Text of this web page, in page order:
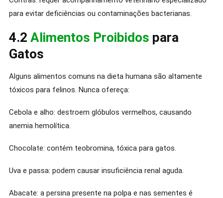
para evitar deficiências ou contaminações bacterianas.
4.2 Alimentos Proibidos para
Gatos
Alguns alimentos comuns na dieta humana são altamente
tóxicos para felinos. Nunca ofereça:
Cebola e alho: destroem glóbulos vermelhos, causando
anemia hemolítica.
Chocolate: contém teobromina, tóxica para gatos.
Uva e passa: podem causar insuficiência renal aguda.
Abacate: a persina presente na polpa e nas sementes é